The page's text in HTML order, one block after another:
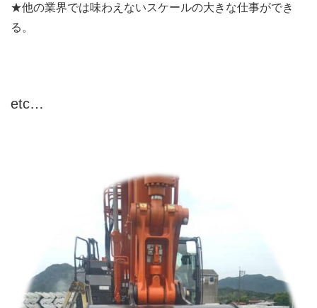
★他の業界では味わえないスケールの大きな仕事ができ
る。
etc…